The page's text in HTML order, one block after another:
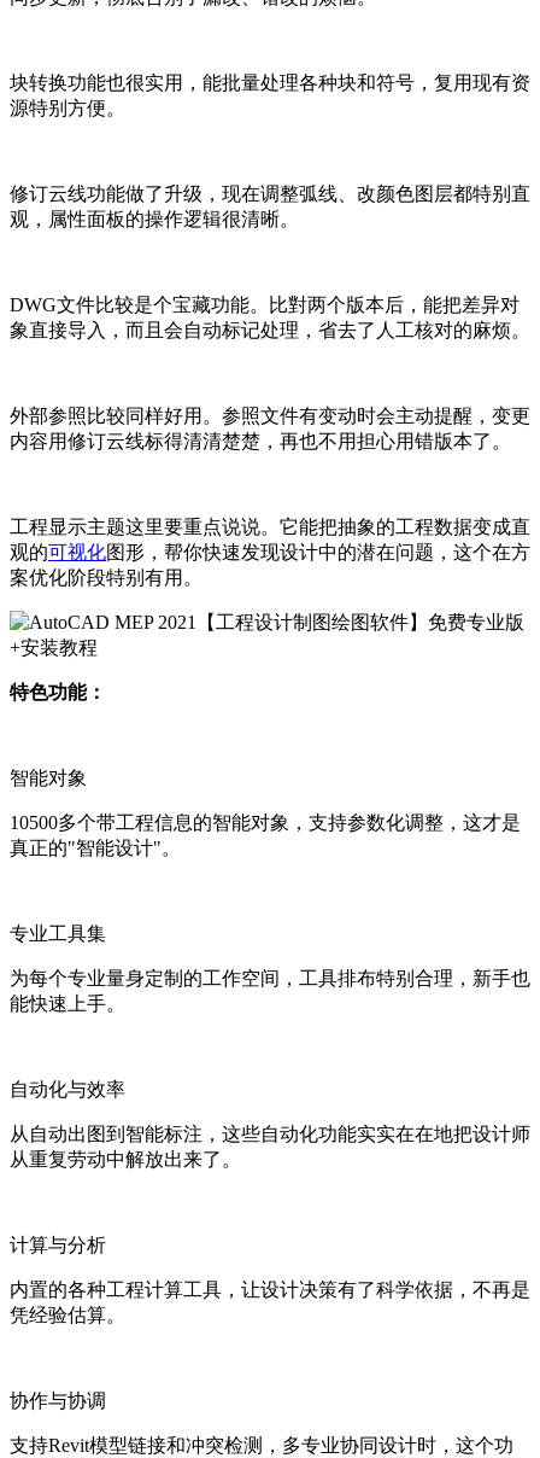
块转换功能也很实用，能批量处理各种块和符号，复用现有资
源特别方便。
修订云线功能做了升级，现在调整弧线、改颜色图层都特别直
观，属性面板的操作逻辑很清晰。
DWG文件比较是个宝藏功能。比對两个版本后，能把差异对
象直接导入，而且会自动标记处理，省去了人工核对的麻烦。
外部参照比较同样好用。参照文件有变动时会主动提醒，变更
内容用修订云线标得清清楚楚，再也不用担心用错版本了。
工程显示主题这里要重点说说。它能把抽象的工程数据变成直
观的可视化图形，帮你快速发现设计中的潜在问题，这个在方
案优化阶段特别有用。
特色功能：
智能对象
10500多个带工程信息的智能对象，支持参数化调整，这才是
真正的"智能设计"。
专业工具集
为每个专业量身定制的工作空间，工具排布特别合理，新手也
能快速上手。
自动化与效率
从自动出图到智能标注，这些自动化功能实实在在地把设计师
从重复劳动中解放出来了。
计算与分析
内置的各种工程计算工具，让设计决策有了科学依据，不再是
凭经验估算。
协作与协调
支持Revit模型链接和冲突检测，多专业协同设计时，这个功